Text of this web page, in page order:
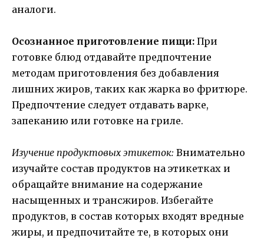
аналоги.
Осознанное приготовление пищи: При
готовке блюд отдавайте предпочтение
методам приготовления без добавления
лишних жиров, таких как жарка во фритюре.
Предпочтение следует отдавать варке,
запеканию или готовке на гриле.
Изучение продуктовых этикеток: Внимательно
изучайте состав продуктов на этикетках и
обращайте внимание на содержание
насыщенных и трансжиров. Избегайте
продуктов, в состав которых входят вредные
жиры, и предпочитайте те, в которых они